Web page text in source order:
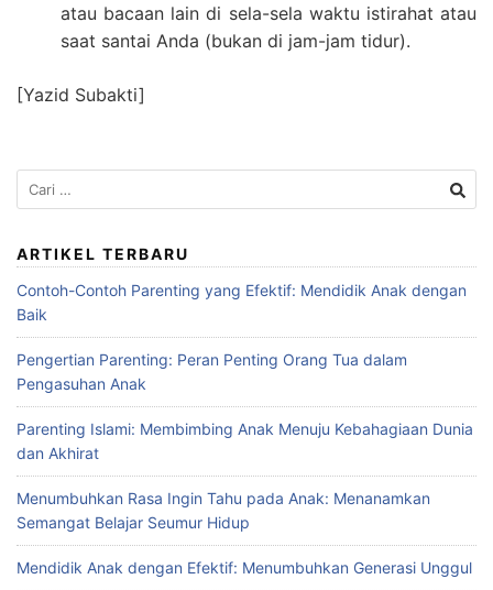
atau bacaan lain di sela-sela waktu istirahat atau
saat santai Anda (bukan di jam-jam tidur).
[Yazid Subakti]
Cari
untuk:
ARTIKEL TERBARU
Contoh-Contoh Parenting yang Efektif: Mendidik Anak dengan
Baik
Pengertian Parenting: Peran Penting Orang Tua dalam
Pengasuhan Anak
Parenting Islami: Membimbing Anak Menuju Kebahagiaan Dunia
dan Akhirat
Menumbuhkan Rasa Ingin Tahu pada Anak: Menanamkan
Semangat Belajar Seumur Hidup
Mendidik Anak dengan Efektif: Menumbuhkan Generasi Unggul